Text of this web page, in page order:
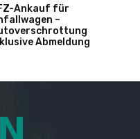
Ankauf für
–
Abmeldung